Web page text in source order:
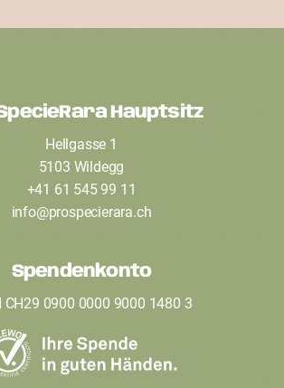
Hauptsitz
Hellgasse 1
5103 Wildegg
+41 61 545 99 11
info@prospecierara.ch
Spendenkonto
CH29 0900 0000 9000 1480 3